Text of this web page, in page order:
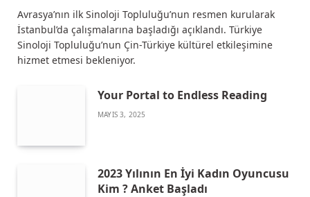
Avrasya’nın ilk Sinoloji Topluluğu’nun resmen kurularak
İstanbul’da çalışmalarına başladığı açıklandı. Türkiye
Sinoloji Topluluğu’nun Çin-Türkiye kültürel etkileşimine
hizmet etmesi bekleniyor.
Your Portal to Endless Reading
MAYIS 3, 2025
2023 Yılının En İyi Kadın Oyuncusu
Kim ? Anket Başladı